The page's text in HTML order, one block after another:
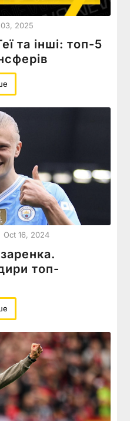
2025
та інші: топ-5
Oct 16, 2024
топ-